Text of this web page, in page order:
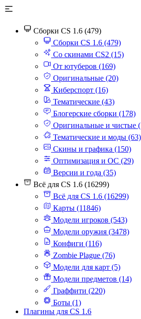
Сборки CS 1.6 (479)
Сборки CS 1.6 (479)
Со скинами CS2 (15)
От ютуберов (169)
Оригинальные (20)
Киберспорт (16)
Тематические (43)
Блогерские сборки (178)
Оригинальные и чистые
Тематические и моды (63)
Скины и графика (150)
Оптимизация и ОС (29)
Версии и года (35)
Всё для CS 1.6 (16299)
Всё для CS 1.6 (16299)
Карты (11846)
Модели игроков (543)
Модели оружия (3478)
Конфиги (116)
Zombie Plague (76)
Модели для карт (5)
Модели предметов (14)
Граффити (220)
Боты (1)
Плагины для CS 1.6